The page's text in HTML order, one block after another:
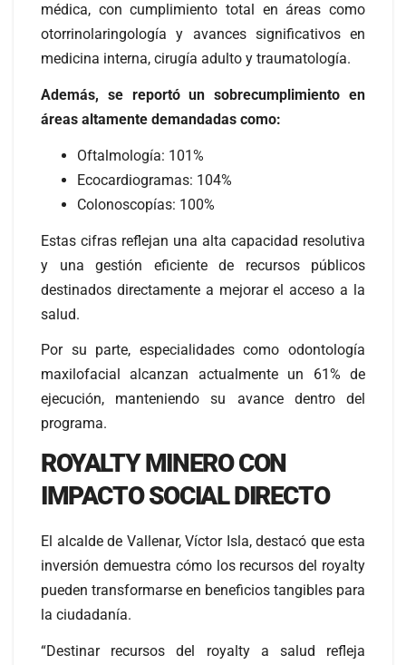
médica, con cumplimiento total en áreas como
otorrinolaringología y avances significativos en
medicina interna, cirugía adulto y traumatología.
Además, se reportó un sobrecumplimiento en
áreas altamente demandadas como:
Oftalmología: 101%
Ecocardiogramas: 104%
Colonoscopías: 100%
Estas cifras reflejan una alta capacidad resolutiva
y una gestión eficiente de recursos públicos
destinados directamente a mejorar el acceso a la
salud.
Por su parte, especialidades como odontología
maxilofacial alcanzan actualmente un 61% de
ejecución, manteniendo su avance dentro del
programa.
ROYALTY MINERO CON
IMPACTO SOCIAL DIRECTO
El alcalde de Vallenar, Víctor Isla, destacó que esta
inversión demuestra cómo los recursos del royalty
pueden transformarse en beneficios tangibles para
la ciudadanía.
“Destinar recursos del royalty a salud refleja